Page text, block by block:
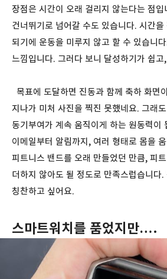
장점은 시간이 오래 걸리지 않는다는 점입
건너뛰기로 넘어갈 수도 있습니다. 시간을
되기에 운동을 미루지 않고 할 수 있습니
느낌입니다. 그러다 보니 달성하기가 쉽
목표에 도달하면 진동과 함께 축하 화면
지나가 미처 사진을 찍진 못했네요. 그래
동기부여가 계속 움직이게 하는 원동력이
이메일부터 알림까지, 여러 형태로 몸을
피트니스 밴드를 오래 만들었던 만큼, 피
더하지 않아도 될 정도로 만족스럽습니다
칭찬하고 싶어요.
스마트워치를 품었지만….